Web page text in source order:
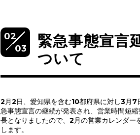
02
03
緊急事態宣言
ついて
2月2日、愛知県を含む10都府県に対し3月7
急事態宣言の継続が発表され、営業時間短
長となりましたので、2月の営業カレンダー
します。